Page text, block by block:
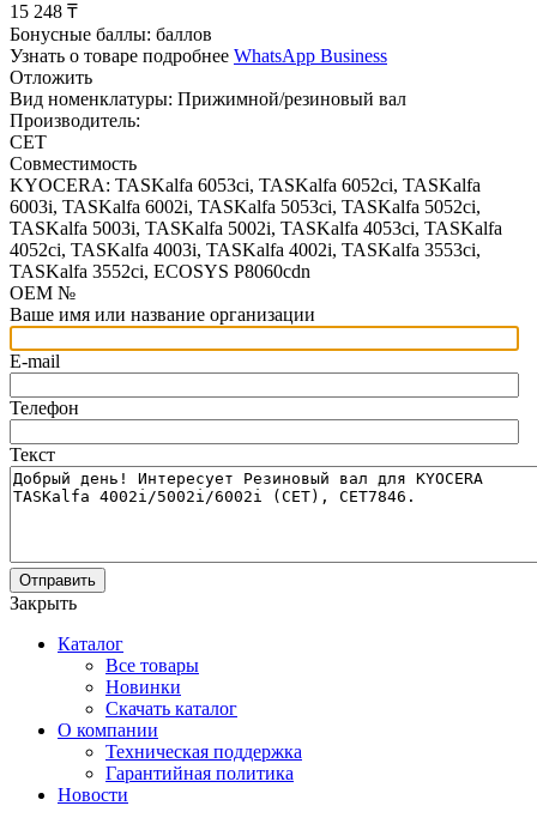
15 248 ₸
Бонусные баллы: баллов
Узнать о товаре подробнее WhatsApp Business
Отложить
Вид номенклатуры: Прижимной/резиновый вал
Производитель:
CET
Совместимость
KYOCERA: TASKalfa 6053ci, TASKalfa 6052ci, TASKalfa
6003i, TASKalfa 6002i, TASKalfa 5053ci, TASKalfa 5052ci,
TASKalfa 5003i, TASKalfa 5002i, TASKalfa 4053ci, TASKalfa
4052ci, TASKalfa 4003i, TASKalfa 4002i, TASKalfa 3553ci,
TASKalfa 3552ci, ECOSYS P8060cdn
OEM №
Ваше имя или название организации
E-mail
Телефон
Текст
Отправить
Закрыть
Каталог
Все товары
Новинки
Скачать каталог
О компании
Техническая поддержка
Гарантийная политика
Новости